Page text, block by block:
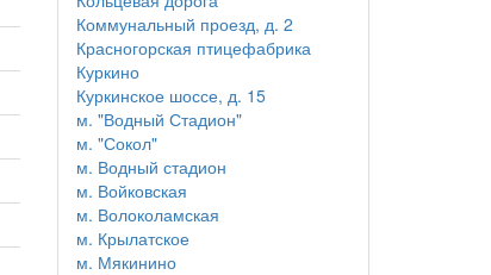
Коммунальный проезд, д. 2
Красногорская птицефабрика
Куркино
Куркинское шоссе, д. 15
м. "Водный Стадион"
м. "Сокол"
м. Водный стадион
м. Войковская
м. Волоколамская
м. Крылатское
м. Мякинино